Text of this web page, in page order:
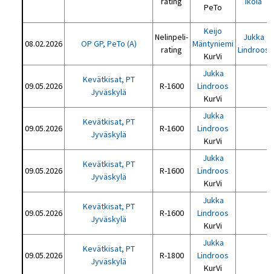
PeTo
08.02.2026 OP GP, PeTo (A)
Nelinpeli-
rating
Keijo
Mäntyniemi
KurVi
Jukka
Lindroos
09.05.2026
Kevätkisat, PT
Jyväskylä
R-1600
Jukka
Lindroos
KurVi
09.05.2026
Kevätkisat, PT
Jyväskylä
R-1600
Jukka
Lindroos
KurVi
09.05.2026
Kevätkisat, PT
Jyväskylä
R-1600
Jukka
Lindroos
KurVi
09.05.2026
Kevätkisat, PT
Jyväskylä
R-1600
Jukka
Lindroos
KurVi
09.05.2026
Kevätkisat, PT
Jyväskylä
R-1800
Jukka
Lindroos
KurVi